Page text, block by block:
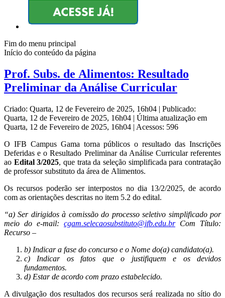
Fim do menu principal
Início do conteúdo da página
Prof. Subs. de Alimentos: Resultado
Preliminar da Análise Curricular
Criado: Quarta, 12 de Fevereiro de 2025, 16h04 | Publicado:
Quarta, 12 de Fevereiro de 2025, 16h04 | Última atualização em
Quarta, 12 de Fevereiro de 2025, 16h04 | Acessos: 596
O IFB Campus Gama torna públicos o resultado das Inscrições
Deferidas e o Resultado Preliminar da Análise Curricular referentes
ao Edital 3/2025, que trata da seleção simplificada para contratação
de professor substituto da área de Alimentos.
Os recursos poderão ser interpostos no dia 13/2/2025, de acordo
com as orientações descritas no item 5.2 do edital.
“a) Ser dirigidos à comissão do processo seletivo simplificado por
meio do e-mail: cgam.selecaosubstituto@ifb.edu.brCom Título:
Recurso –
b) Indicar a fase do concurso e o Nome do(a) candidato(a).
c) Indicar os fatos que o justifiquem e os devidos
fundamentos.
d) Estar de acordo com prazo estabelecido.
A divulgação dos resultados dos recursos será realizada no sítio do